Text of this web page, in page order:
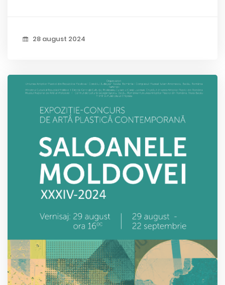
28 august 2024